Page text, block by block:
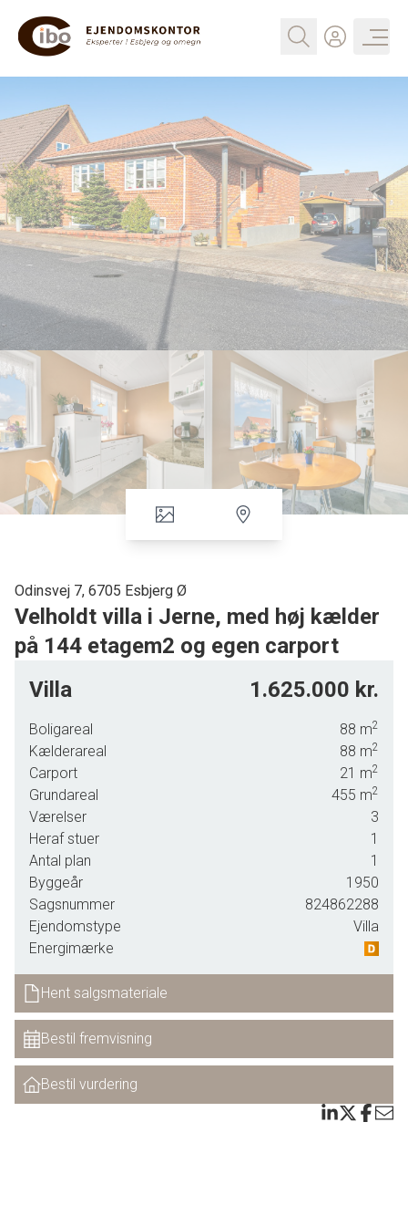
Odinsvej 7, 6705 Esbjerg Ø
Velholdt villa i Jerne, med høj kælder
på 144 etagem2 og egen carport
skole, uddannelses faciliteter mv, tilbydes denne velholdte 1
med et rødt tagstenstag pålagt og er beliggende for enden
af blind vej, med minimal trafik og har tilhørende solrig
have.
Indvendigt tilbydes følgende indretning : Pæn lys entre med
god plads til garderobe.
Pænt gæstetoilet.
Stort lyst soveværelse, med indbyggede skabe samt
indbygningsspots i loftet.
Nydelig køkken, med god plads til køkkenbord,
køkkenelementer i hvidt, flotte bordplader i granit samt træ,
pænt vinylgulv samt udgang til lækker ophævet
træterrasse.
Dejlig lys opholdsstue, med god plads til spisebord samt
gode møbleringsmuligheder for indretning af hyggelig
opholdsstue, smukt loft og der er pålagt gulvtæppe.
Villa 1.625.000 kr.
Boligareal 88 m2
Kælderareal 88 m2
Carport 21 m2
Grundareal 455 m2
Værelser
3
Heraf stuer
1
Antal plan
1
Byggeår
1950
Sagsnummer
824862288
Ejendomstype
Villa
Energimærke
Hent salgsmateriale
Bestil fremvisning
Bestil vurdering